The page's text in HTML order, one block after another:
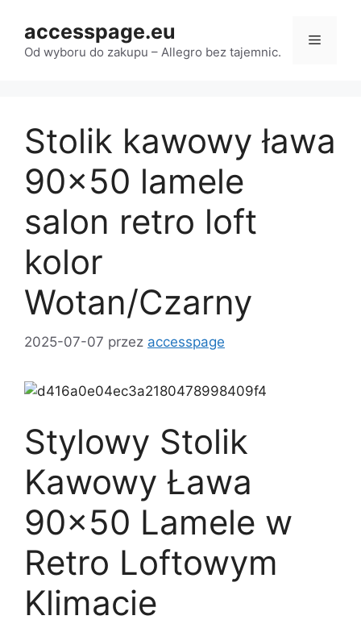
treści
accesspage.eu
Od wyboru do zakupu – Allegro bez tajemnic.
Menu
Stolik kawowy ława
90×50 lamele
salon retro loft
kolor
Wotan/Czarny
2025-07-07 przez accesspage
Stylowy Stolik
Kawowy Ława
90×50 Lamele w
Retro Loftowym
Klimacie